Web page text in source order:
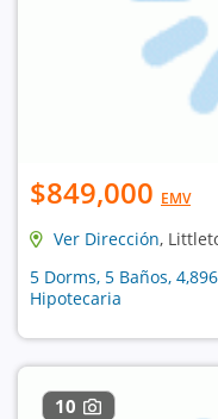
$849,000 EMV
Ver Dirección,
5 Dorms, 5 Baños,
Hipotecaria
10